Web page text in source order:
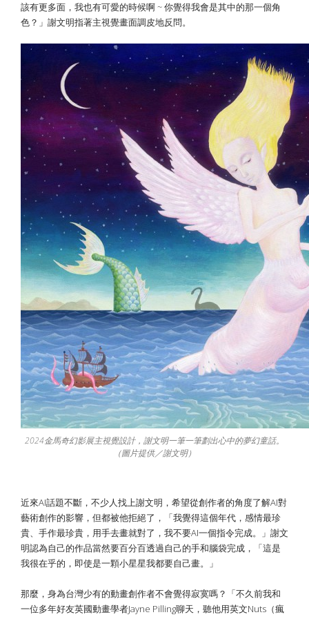
該有更多面，我也有可愛的時候啊 ~ 你覺得我會是其中的那一個角
色？」謝文明指著主視覺畫面調皮地反問。
2024金馬奇幻影展主視覺設計，謝文明一筆一筆劃出心中的夢幻童話。
（圖片提供／謝文明）
近來AI話題不斷，不少人找上謝文明，希望從創作者的角度了解AI對
藝術創作的影響，但都被他拒絕了，「我覺得這個年代，感情最珍
貴、手作最珍貴，用手去畫就對了，我不要AI一個指令完成。」謝文
明認為自己的作品當然要百分百透過自己的手和腦袋完成，「這是
我很在乎的，即使是一顆小星星我都要自己畫。」
那麼，身為台灣少有的動畫創作者不會覺得寂寞嗎？「不久前我和
一位多年好友英國動畫學者Jayne Pilling聊天，聽他用英文Nuts（瘋